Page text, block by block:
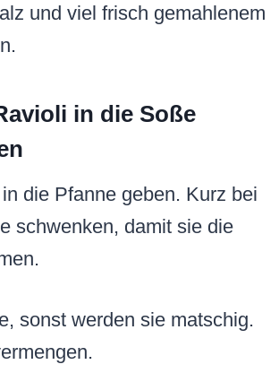
und viel frisch gemahlenem
in die Soße
die Pfanne geben. Kurz bei
schwenken, damit sie die
sonst werden sie matschig.